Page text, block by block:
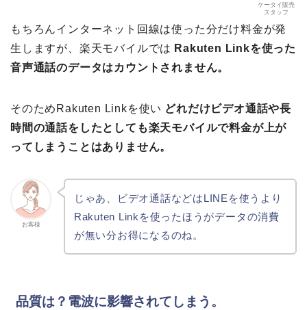
ケータイ販売
スタッフ
もちろんインターネット回線は使った分だけ料金が発
生しますが、楽天モバイルでは Rakuten Linkを使った
音声通話のデータはカウントされません。
そのためRakuten Linkを使い どれだけビデオ通話や長
時間の通話をしたとしても楽天モバイルで料金が上が
ってしまうことはありません。
お客様
じゃあ、ビデオ通話などはLINEを使うより
Rakuten Linkを使ったほうがデータの消費
が無い分お得になるのね。
品質は？電波に影響されてしまう。